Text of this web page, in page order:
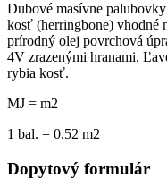
Dubové masívne
kosť (herringbone) vhodné
prírodný olej povrchová
4V zrazenými hranami.
rybia kosť.
MJ = m2
1 bal. = 0,52 m2
Dopytový formulár